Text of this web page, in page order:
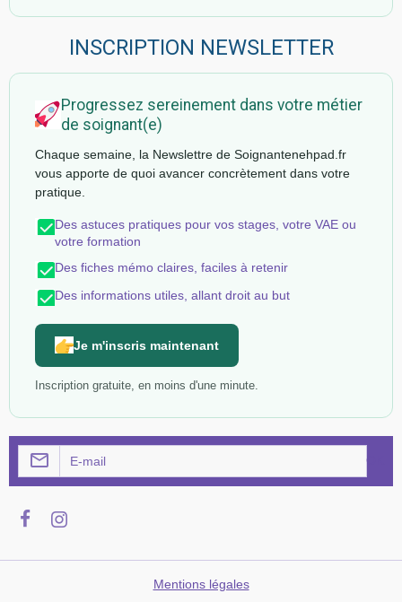
INSCRIPTION NEWSLETTER
Progressez sereinement dans votre métier
de soignant(e)
Chaque semaine, la Newslettre de Soignantenehpad.fr
vous apporte de quoi avancer concrètement dans votre
pratique.
Des astuces pratiques pour vos stages, votre VAE ou
votre formation
Des fiches mémo claires, faciles à retenir
Des informations utiles, allant droit au but
Je m'inscris maintenant
Inscription gratuite, en moins d'une minute.
OK
Mentions légales